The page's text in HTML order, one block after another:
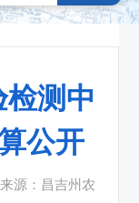
测中
公开
来源：昌吉州农